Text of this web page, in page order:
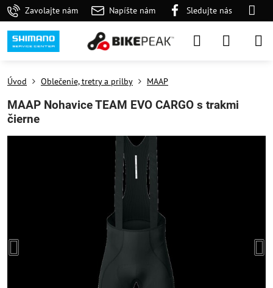
Zavolajte nám Napíšte nám Sledujte nás
Úvod Oblečenie, tretry a prilby MAAP
MAAP Nohavice TEAM EVO CARGO s trakmi
čierne